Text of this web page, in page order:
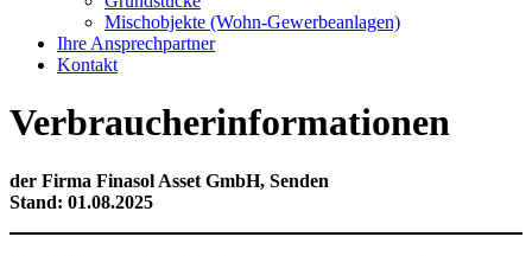
Mischobjekte (Wohn-Gewerbeanlagen)
Ihre Ansprechpartner
Kontakt
Verbraucherinformationen
der Firma Finasol Asset GmbH, Senden
Stand: 01.08.2025